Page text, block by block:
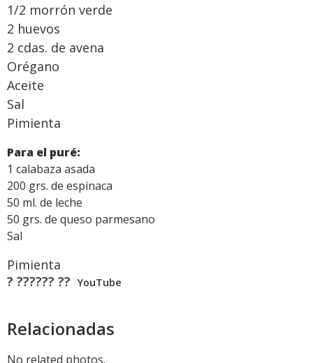
1/2 morrón verde
2 huevos
2 cdas. de avena
Orégano
Aceite
Sal
Pimienta
Para el puré:
1 calabaza asada
200 grs. de espinaca
50 ml. de leche
50 grs. de queso parmesano
Sal
Pimienta
? ?????? ??YouTube
Relacionadas
No related photos.